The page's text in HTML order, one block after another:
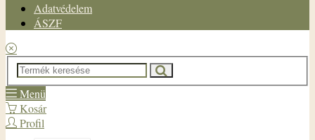
Adatvédelem
ÁSZF
Menü
Kosár
Profil